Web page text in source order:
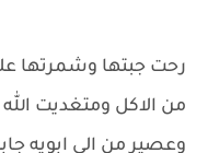
رحت جبتها وشمرتها
من الاكل ومتغديت
وعصير من الي ابويه